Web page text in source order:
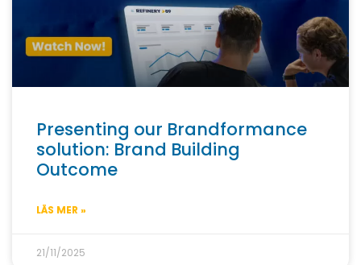
Presenting our Brandformance
solution: Brand Building
Outcome
LÄS MER »
21/11/2025